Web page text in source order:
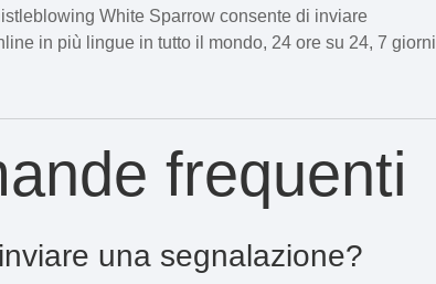
White Sparrow consente di inviare
in più lingue in tutto il mondo, 24 ore su 24, 7 giorni
frequenti
una segnalazione?